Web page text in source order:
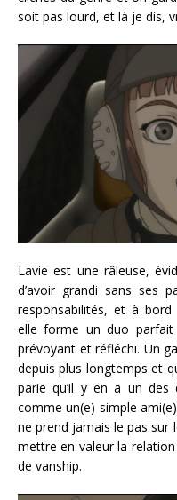
soit pas lourd, et là je dis,
Lavie est une râleuse,
d’avoir grandi sans ses
responsabilités, et à bord
elle forme un duo
prévoyant et réfléchi. Un
depuis plus longtemps et
parie qu’il y en a un des
comme un(e) simple
ne prend jamais le pas sur
mettre en valeur la
de vanship.